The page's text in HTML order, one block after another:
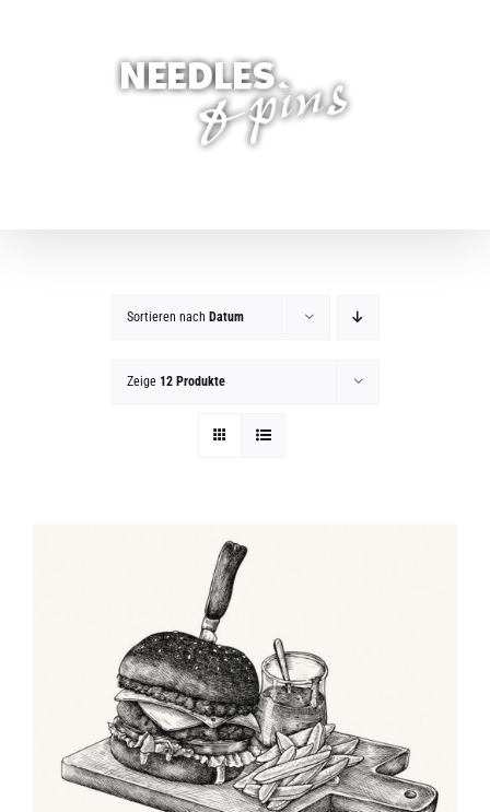
Sortieren nach Datum
Zeige 12 Produkte